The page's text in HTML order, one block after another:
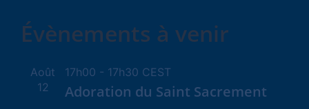
Évènements à venir
Août
12
17h00 - 17h30 CEST
Adoration du Saint Sacrement